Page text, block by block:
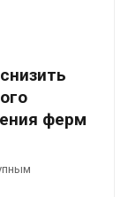
ферм